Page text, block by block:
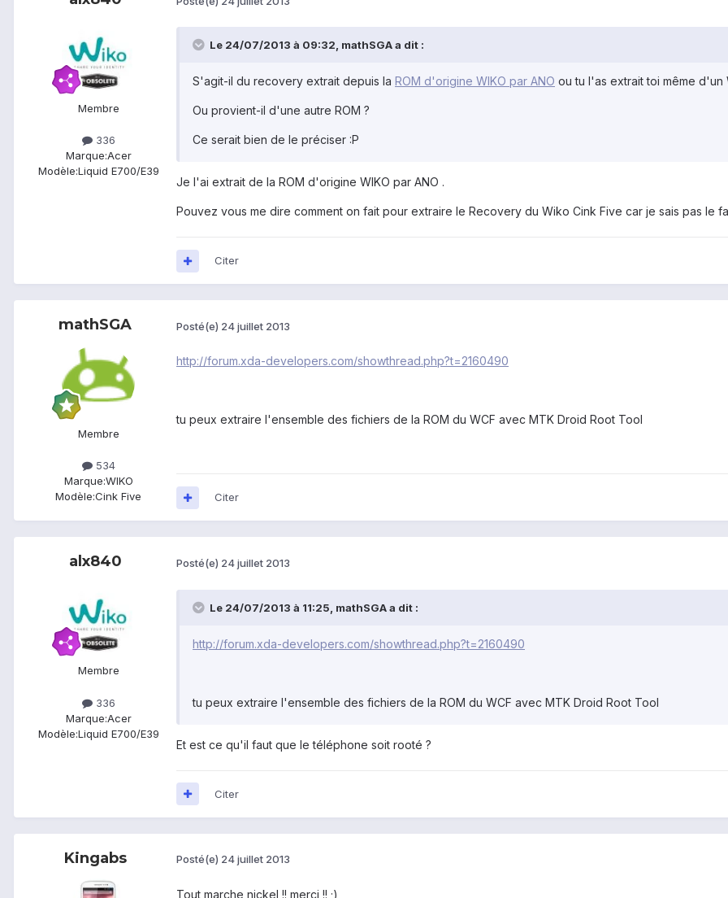
Membre
336
Marque:Acer
Modèle:Liquid E700/E39
Le 24/07/2013 à 09:32, mathSGA a dit :
S'agit-il du recovery extrait depuis la ROM d'origine WIKO par ANO ou tu l'as extrait toi même d'un
Ou provient-il d'une autre ROM ?
Ce serait bien de le préciser :P
Je l'ai extrait de la ROM d'origine WIKO par ANO .
Pouvez vous me dire comment on fait pour extraire le Recovery du Wiko Cink Five car je sais pas le
Citer
mathSGA
Membre
534
Marque:WIKO
Modèle:Cink Five
Posté(e) 24 juillet 2013
http://forum.xda-developers.com/showthread.php?t=2160490
tu peux extraire l'ensemble des fichiers de la ROM du WCF avec MTK Droid Root Tool
Citer
alx840
Membre
336
Marque:Acer
Modèle:Liquid E700/E39
Posté(e) 24 juillet 2013
Le 24/07/2013 à 11:25, mathSGA a dit :
http://forum.xda-developers.com/showthread.php?t=2160490
tu peux extraire l'ensemble des fichiers de la ROM du WCF avec MTK Droid Root Tool
Et est ce qu'il faut que le téléphone soit rooté ?
Citer
Kingabs Posté(e) 24 juillet 2013
Tout marche nickel !! merci !! ;)